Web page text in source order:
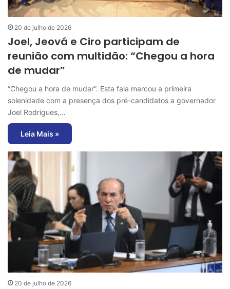
20 de julho de 2026
Joel, Jeová e Ciro participam de
reunião com multidão: “Chegou a hora
de mudar”
“Chegou a hora de mudar”. Esta fala marcou a primeira
solenidade com a presença dos pré-candidatos a governador
Joel Rodrigues,…
Leia Mais »
20 de julho de 2026